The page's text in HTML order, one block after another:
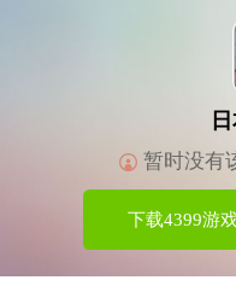
暂时没有
下载4399游